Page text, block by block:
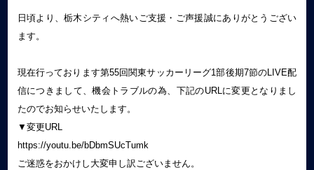
日頃より、栃木シティへ熱いご支援・ご声援誠にありがとうござい
ます。
現在行っております第55回関東サッカーリーグ1部後期7節のLIVE配
信につきまして、機会トラブルの為、下記のURLに変更となりまし
たのでお知らせいたします。
▼変更URL
https://youtu.be/bDbmSUcTumk
ご迷惑をおかけし大変申し訳ございません。